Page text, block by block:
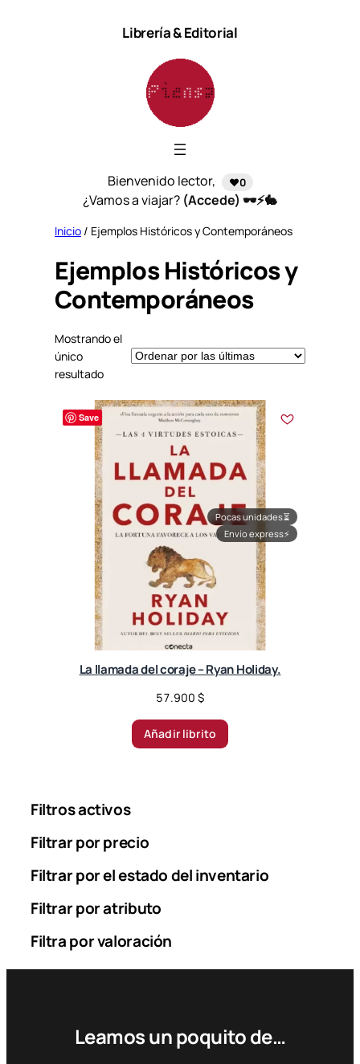
Librería & Editorial
Bienvenido lector, ❤️0
¿Vamos a viajar? (Accede) 🕶️⚡🐇
Inicio / Ejemplos Históricos y Contemporáneos
Ejemplos Históricos y
Contemporáneos
Mostrando el
único
resultado
Save
Pocas unidades⏳
Envío express⚡
La llamada del coraje – Ryan Holiday.
57.900 $
Añadir librito
Filtros activos
Filtrar por precio
Filtrar por el estado del inventario
Filtrar por atributo
Filtra por valoración
Leamos un poquito de…